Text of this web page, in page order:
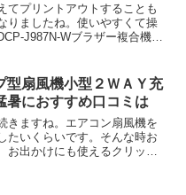
てプリントアウトすることも
りましたね。使いやすくて操
J987N-Wブラザー複合機は
。ぜひ参考にしてください
型扇風機小型２ＷＡＹ充
暑におすすめ口コミは
きますね。エアコン扇風機を
たいくらいです。そんな時お
お出かけにも使えるクリップ